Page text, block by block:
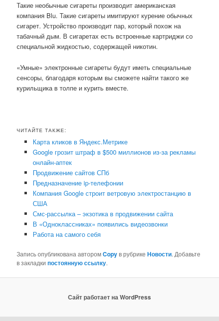
Такие необычные сигареты производит американская
компания Blu. Такие сигареты имитируют курение обычных
сигарет. Устройство производит пар, который похож на
табачный дым. В сигаретах есть встроенные картриджи со
специальной жидкостью, содержащей никотин.
«Умные» электронные сигареты будут иметь специальные
сенсоры, благодаря которым вы сможете найти такого же
курильщика в толпе и курить вместе.
ЧИТАЙТЕ ТАКЖЕ:
Карта кликов в Яндекс.Метрике
Google грозит штраф в $500 миллионов из-за рекламы
онлайн-аптек
Продвижение сайтов СПб
Предназначение ip-телефонии
Компания Google строит ветровую электростанцию в
США
Смс-рассылка – экзотика в продвижении сайта
В «Одноклассниках» появились видеозвонки
Работа на самого себя
Запись опубликована авторомCopyв рубрикеНовости. Добавьте
в закладкипостоянную ссылку.
Сайт работает на WordPress